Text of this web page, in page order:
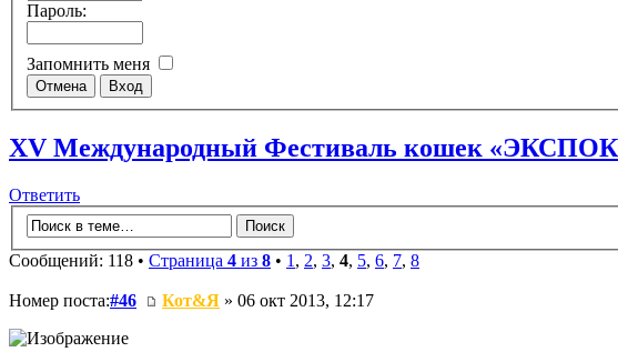
Пароль:
Запомнить меня
XV Международный Фестиваль кошек
Ответить
Сообщений: 118 • Страница 4 из 8 • 1 , 2, 3, 4, 5, 6, 7, 8
Номер поста:#46 Кот&Я » 06 окт 2013, 12:17